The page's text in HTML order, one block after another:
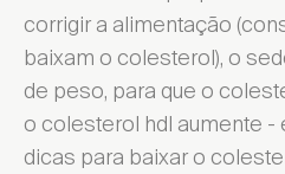
corrigir a alimentação
baixam o colesterol), o
de peso, para que o
o colesterol hdl aumente -
dicas para baixar o